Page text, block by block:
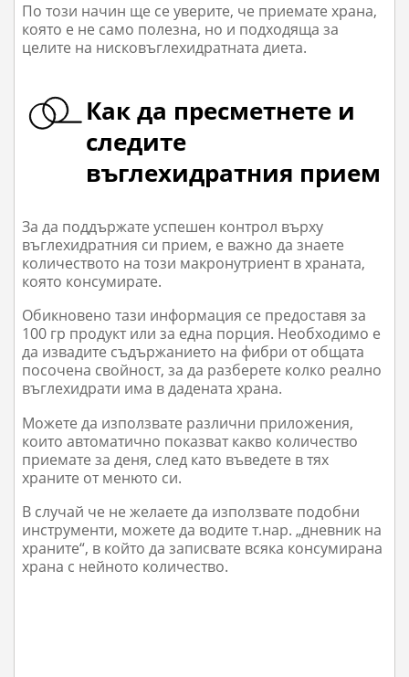
По този начин ще се уверите, че приемате храна,
която е не само полезна, но и подходяща за
целите на нисковъглехидратната диета.
Как да пресметнете и
следите
въглехидратния прием
За да поддържате успешен контрол върху
въглехидратния си прием, е важно да знаете
количеството на този макронутриент в храната,
която консумирате.
Обикновено тази информация се предоставя за
100 гр продукт или за една порция. Необходимо е
да извадите съдържанието на фибри от общата
посочена свойност, за да разберете колко реално
въглехидрати има в дадената храна.
Можете да използвате различни приложения,
които автоматично показват какво количество
приемате за деня, след като въведете в тях
храните от менюто си.
В случай че не желаете да използвате подобни
инструменти, можете да водите т.нар. „дневник на
храните“, в който да записвате всяка консумирана
храна с нейното количество.